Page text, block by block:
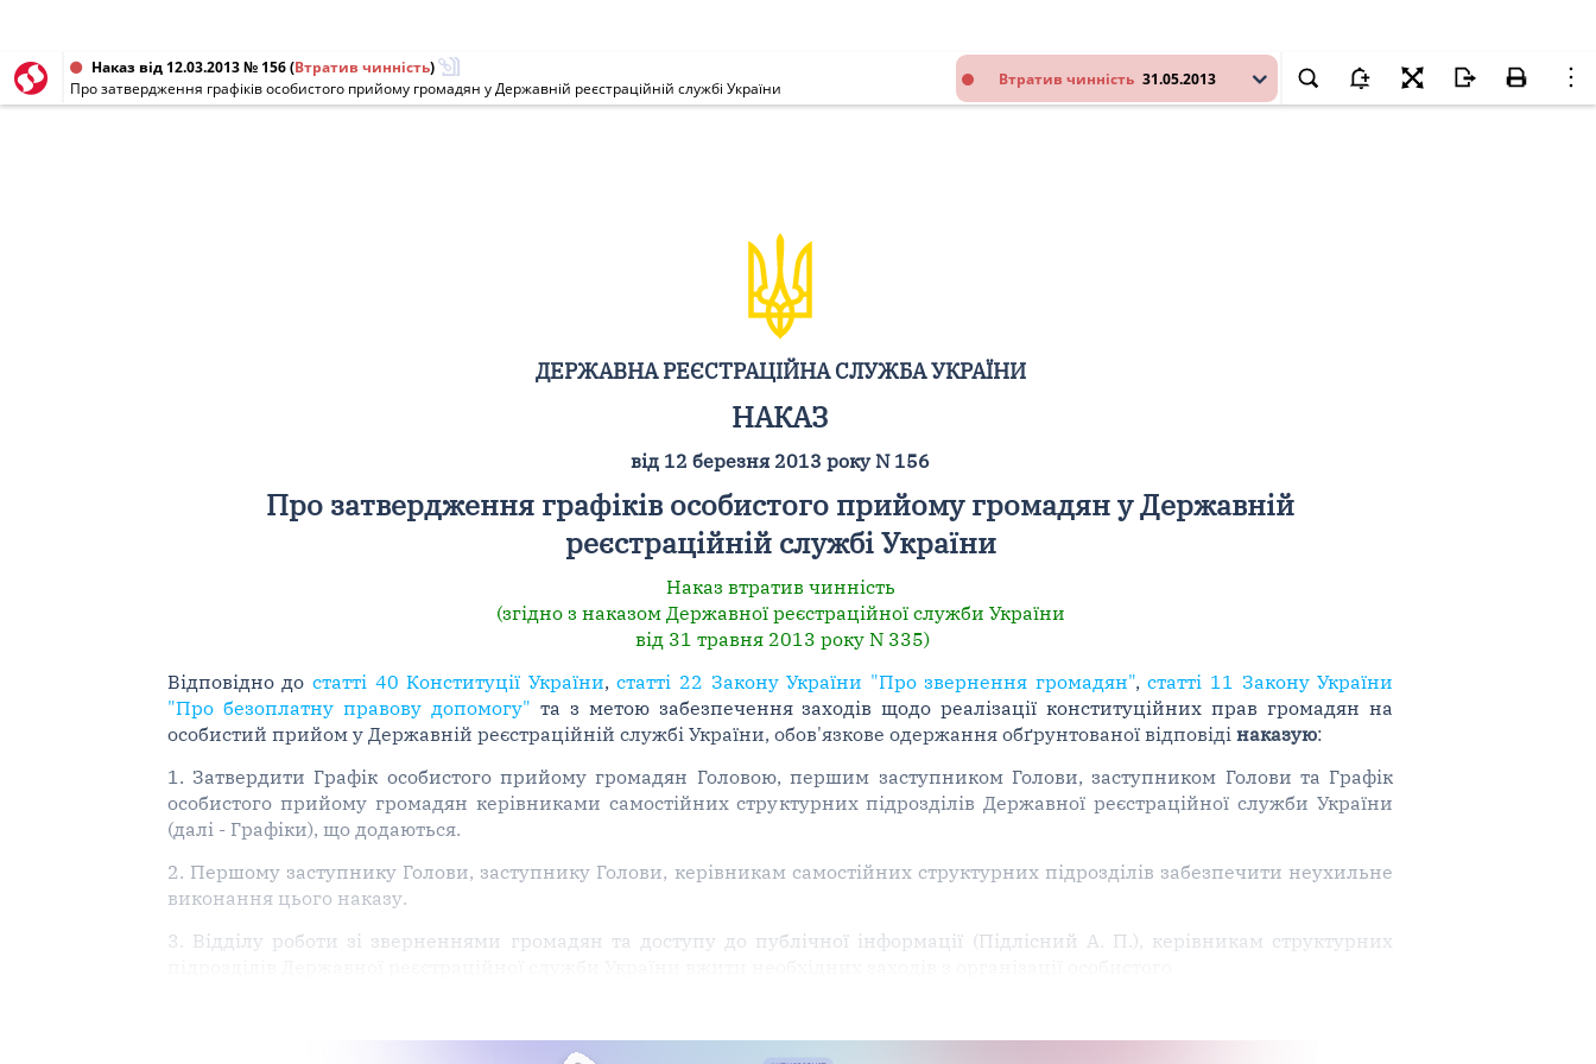
Втратив чинність 31.05.2013
Наказ від 12.03.2013 № 156(Втратив чинність)
Про затвердження графіків особистого прийому громадян у Державній реєстраційній службі України
ДЕРЖАВНА РЕЄСТРАЦІЙНА СЛУЖБА УКРАЇНИ
НАКАЗ
від 12 березня 2013 року N 156
Про затвердження графіків особистого прийому громадян у Державній
реєстраційній службі України
Наказ втратив чинність
(згідно з наказом Державної реєстраційної служби України
від 31 травня 2013 року N 335)
Відповідно до статті 40 Конституції України,статті 22 Закону України "Про звернення громадян",статті 11 Закону України
"Про безоплатну правову допомогу" та з метою забезпечення заходів щодо реалізації конституційних прав громадян на
особистий прийом у Державній реєстраційній службі України, обов'язкове одержання обґрунтованої відповіді наказую:
1. Затвердити Графік особистого прийому громадян Головою, першим заступником Голови, заступником Голови та Графік
особистого прийому громадян керівниками самостійних структурних підрозділів Державної реєстраційної служби України
(далі - Графіки), що додаються.
2. Першому заступнику Голови, заступнику Голови, керівникам самостійних структурних підрозділів забезпечити неухильне
виконання цього наказу.
3. Відділу роботи зі зверненнями громадян та доступу до публічної інформації (Підлісний А. П.), керівникам структурних